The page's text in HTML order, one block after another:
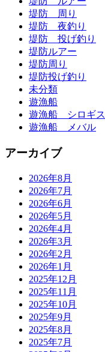
堤防 周り
堤防 夜釣り
堤防 投げ釣り
堤防ルアー
堤防周り
堤防投げ釣り
未分類
遊漁船
遊漁船 シロギス
遊漁船 メバル
アーカイブ
2026年8月
2026年7月
2026年6月
2026年5月
2026年4月
2026年3月
2026年2月
2026年1月
2025年12月
2025年11月
2025年10月
2025年9月
2025年8月
2025年7月